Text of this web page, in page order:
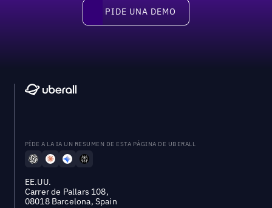
Pide una demo
PIDE UNA DEMO
PÍDE A LA IA UN RESUMEN DE ESTA PÁGINA DE UBERALL
EE.UU.
Carrer de Pallars 108,
08018 Barcelona, Spain